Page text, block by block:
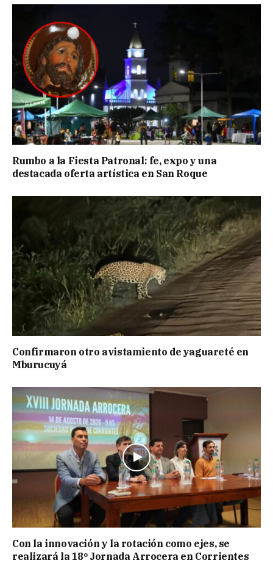
Rumbo a la Fiesta Patronal: fe, expo y una
destacada oferta artística en San Roque
Confirmaron otro avistamiento de yaguareté en
Mburucuyá
Con la innovación y la rotación como ejes, se
realizará la 18º Jornada Arrocera en Corrientes